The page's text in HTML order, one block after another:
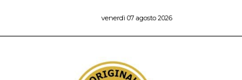
venerdì 07 agosto 2026